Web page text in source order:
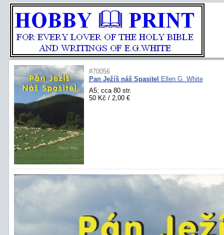
#70056
Pan Ježíš náš Spasitel
Ellen G. White
A5; cca 80 str.
50 Kč / 2,00 €